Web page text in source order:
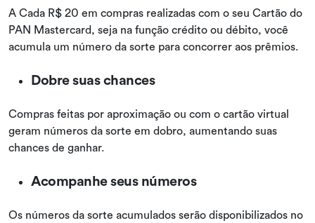
A Cada R$ 20 em compras realizadas com o seu Cartão do
PAN Mastercard, seja na função crédito ou débito, você
acumula um número da sorte para concorrer aos prêmios.
Dobre suas chances
Compras feitas por aproximação ou com o cartão virtual
geram números da sorte em dobro, aumentando suas
chances de ganhar.
Acompanhe seus números
Os números da sorte acumulados serão disponibilizados no